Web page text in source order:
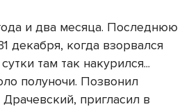
и два месяца. Последнюю
декабря, когда взорвался
там так накурился...
полуночи. Позвонил
пригласил в